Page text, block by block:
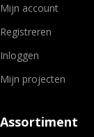
Mijn account
Registreren
Inloggen
Mijn projecten
Assortiment